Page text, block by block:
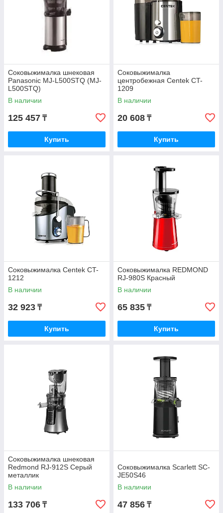
Соковыжималка шнековая
Panasonic MJ-L500STQ (MJ-
L500STQ)
В наличии
125 457 ₸
Купить
Соковыжималка
центробежная Centek CT-
1209
В наличии
20 608 ₸
Купить
Соковыжималка Centek CT-
1212
В наличии
32 923 ₸
Купить
Соковыжималка REDMOND
RJ-980S Красный
В наличии
65 835 ₸
Купить
Соковыжималка шнековая
Redmond RJ-912S Серый
металлик
В наличии
133 706 ₸
Соковыжималка Scarlett SC-
JE50S46
В наличии
47 856 ₸